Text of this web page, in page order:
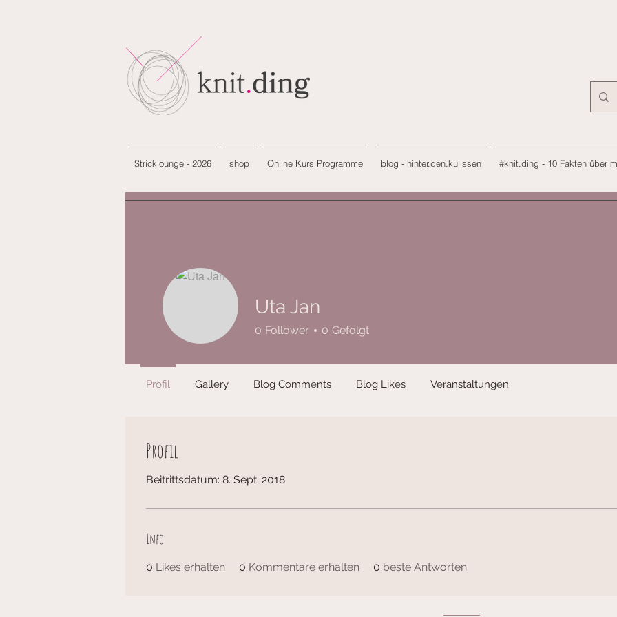
Stricklounge - 2026 shop Online Kurs Programme blog - hinter.den.kulissen #knit.ding - 10 Fakten über
Profil
Beitrittsdatum: 8. Sept. 2018
Info
0 Likes erhalten 0 Kommentare erhalten 0 beste Antworten
Uta Jan
0 Follower 0 Gefolgt
Profil Gallery Blog Comments Blog Likes Veranstaltungen